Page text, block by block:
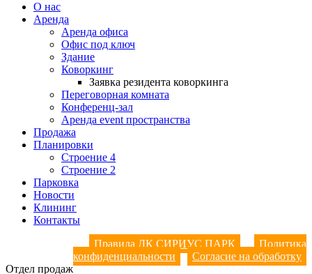
О нас
Аренда
Аренда офиса
Офис под ключ
Здание
Коворкинг
Заявка резидента коворкинга
Переговорная комната
Конференц-зал
Аренда event пространства
Продажа
Планировки
Строение 4
Строение 2
Парковка
Новости
Клининг
Контакты
Правила ДК СИРИУС ПАРК
Политика
конфиденциальности
Согласие на обработку
Отдел продаж